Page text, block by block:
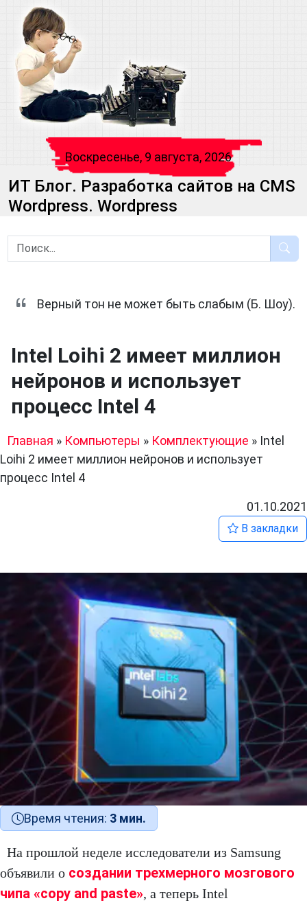
Воскресенье, 9 августа, 2026
ИТ Блог. Разработка сайтов на CMS
Wordpress. Wordpress
Верный тон не может быть слабым (Б. Шоу).
Intel Loihi 2 имеет миллион
нейронов и использует
процесс Intel 4
Главная » Компьютеры » Комплектующие » Intel
Loihi 2 имеет миллион нейронов и использует
процесс Intel 4
01.10.2021
В закладки
Время чтения: 3 мин.
На прошлой неделе исследователи из Samsung
объявили о создании трехмерного мозгового
чипа «copy and paste», а теперь Intel